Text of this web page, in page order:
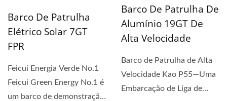
Barco De Patrulha
Elétrico Solar 7GT
FPR
Feicui Energia Verde No.1
Feicui Green Energy No.1 é
um barco de demonstração
Barco De Patrulha De
Alumínio 19GT De
Alta Velocidade
Barco de Patrulha de Alta
Velocidade Kao P55—Uma
Embarcação de Liga de